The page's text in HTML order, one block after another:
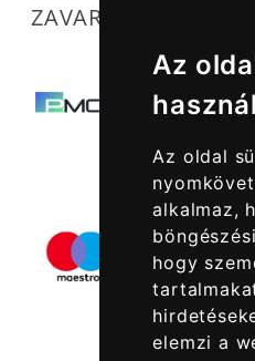
Az
használ
Az oldal
alkalmaz,
hogy
elemzi a
ZAVARTALAN